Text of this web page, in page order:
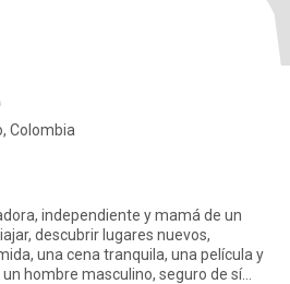
Colombia
independiente y mamá de un
descubrir lugares nuevos,
una cena tranquila, una película y
hombre masculino, seguro de sí